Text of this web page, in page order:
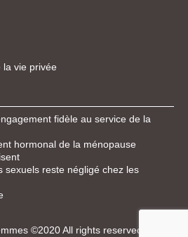
la vie privée
fidèle au service de la
hormonal de la ménopause
sexuels reste négligé chez les
©2020 All rights reserved